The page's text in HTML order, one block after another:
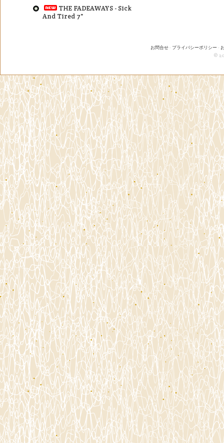
THE FADEAWAYS - Sick
And Tired 7"
お問合せ- プライバシーポリシー-
©